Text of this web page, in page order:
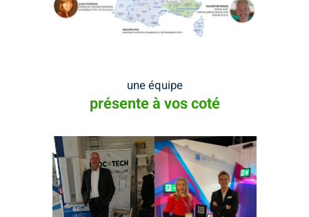
une équipe
présente à vos coté